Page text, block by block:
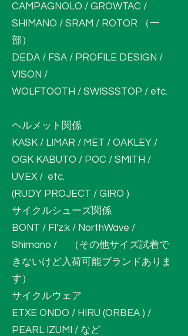
CAMPAGNOLO / GROWTAC /
SHIMANO / SRAM / ROTOR （一
部）
DEDA / FSA / PROFILE DESIGN /
VISON /
WOLFTOOTH / SWISSSTOP / etc.
ヘルメット関係
KASK / LIMAR / MET / OAKLEY /
OGK KABUTO / POC / SMITH /
UVEX / etc.
(RUDY PROJECT / GIRO )
サイクルシューズ関係
BONT / FI'z:k / NorthWave /
Shimano / （その他サイズ試着で
きないけど入荷可能ブランドありま
す）
サイクルウェア
ETXE ONDO / HIRU (ORBEA ) /
PEARL IZUMI / など